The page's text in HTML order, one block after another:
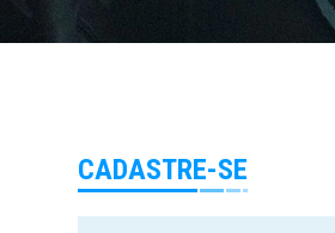
CADASTRE-SE